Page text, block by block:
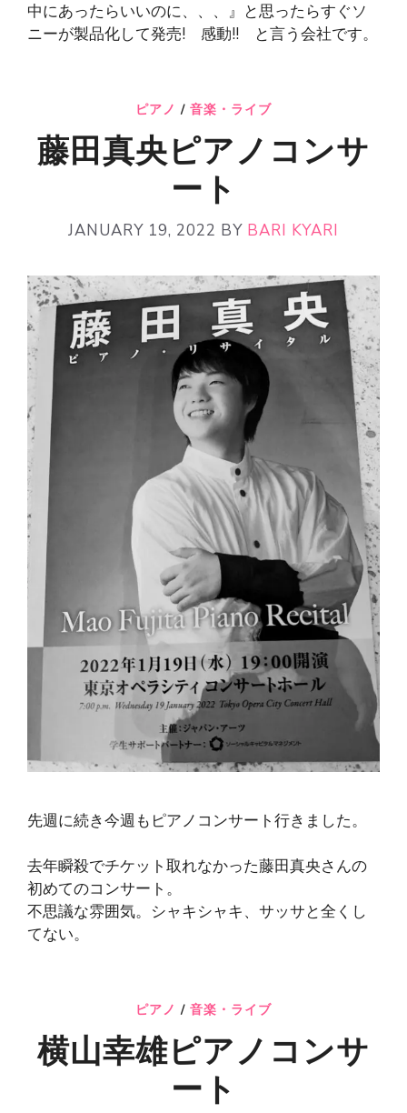
中にあったらいいのに、、、』と思ったらすぐソ
ニーが製品化して発売! 感動!! と言う会社です。
ピアノ / 音楽・ライブ
藤田真央ピアノコンサ
ート
JANUARY 19, 2022 BY BARI KYARI
先週に続き今週もピアノコンサート行きました。
去年瞬殺でチケット取れなかった藤田真央さんの
初めてのコンサート。
不思議な雰囲気。シャキシャキ、サッサと全くし
てない。
ピアノ / 音楽・ライブ
横山幸雄ピアノコンサ
ート